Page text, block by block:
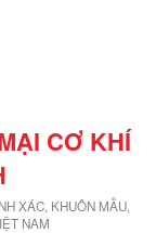
CƠ KHÍ
XÁC, KHUÔN MẪU,
NAM